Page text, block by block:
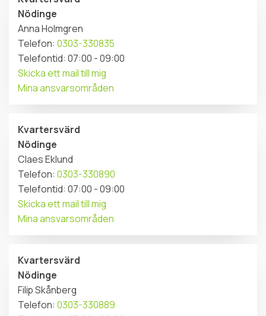
Nödinge
Anna Holmgren
Telefon: 0303-330835
Telefontid: 07:00 - 09:00
Skicka ett mail till mig
Mina ansvarsområden
Kvartersvärd
Nödinge
Claes Eklund
Telefon: 0303-330890
Telefontid: 07:00 - 09:00
Skicka ett mail till mig
Mina ansvarsområden
Kvartersvärd
Nödinge
Filip Skånberg
Telefon: 0303-330889